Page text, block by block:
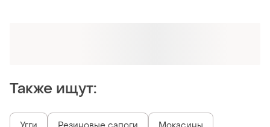
Также ищут: